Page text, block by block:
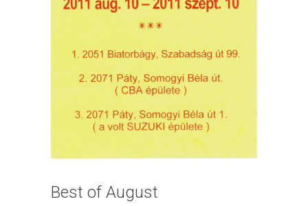
Best of August